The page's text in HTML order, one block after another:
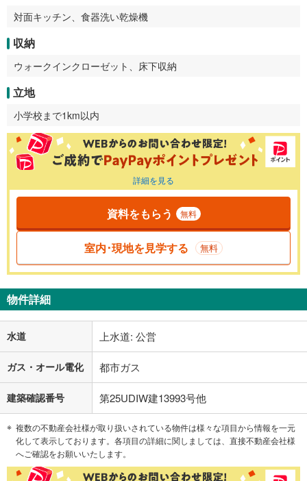
対面キッチン、食器洗い乾燥機
収納
ウォークインクローゼット、床下収納
立地
小学校まで1km以内
詳細を見る
資料をもらう 無料
室内･現地を見学する 無料
物件詳細
水道 上水道: 公営
ガス・オール電化 都市ガス
建築確認番号 第25UDIW建13993号他
複数の不動産会社様が取り扱いされている物件は様々な項目から情報を一元
化して表示しております。各項目の詳細に関しましては、直接不動産会社様
へご確認をお願いいたします。